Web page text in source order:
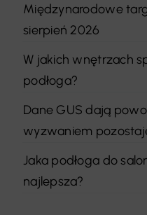
Międzynarodowe
sierpień 2026
W jakich wnętrzach
podłoga?
Dane GUS dają
wyzwaniem
Jaka podłoga do
najlepsza?